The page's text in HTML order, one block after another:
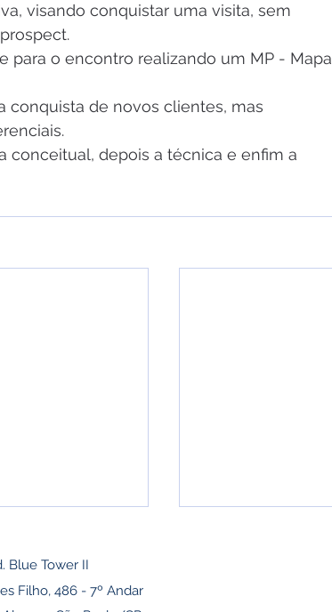
visando conquistar uma visita, sem
para o encontro realizando um MP - Mapa
conquista de novos clientes, mas
conceitual, depois a técnica e enfim a
Blue Tower II
Filho, 486 - 7º Andar